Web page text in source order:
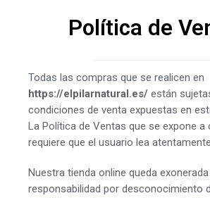
Política de
Todas las compras que se realicen en
https://elpilarnatural.es/ están
condiciones de venta expuestas en
La Política de Ventas que se expone a
requiere que el usuario lea
Nuestra tienda online queda exonerada
responsabilidad por desconocimiento